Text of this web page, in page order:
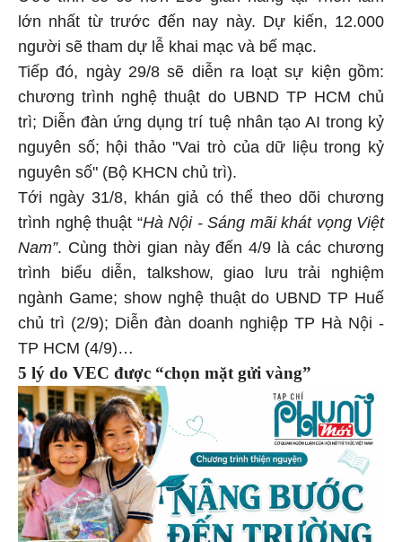
lớn nhất từ trước đến nay này. Dự kiến, 12.000
người sẽ tham dự lễ khai mạc và bế mạc.
Tiếp đó, ngày 29/8 sẽ diễn ra loạt sự kiện gồm:
chương trình nghệ thuật do UBND TP HCM chủ
trì; Diễn đàn ứng dụng trí tuệ nhân tạo AI trong kỷ
nguyên số; hội thảo "Vai trò của dữ liệu trong kỷ
nguyên số" (Bộ KHCN chủ trì).
Tới ngày 31/8, khán giả có thể theo dõi chương
trình nghệ thuật “Hà Nội - Sáng mãi khát vọng Việt
Nam”. Cùng thời gian này đến 4/9 là các chương
trình biểu diễn, talkshow, giao lưu trải nghiệm
ngành Game; show nghệ thuật do UBND TP Huế
chủ trì (2/9); Diễn đàn doanh nghiệp TP Hà Nội -
TP HCM (4/9)…
5 lý do VEC được “chọn mặt gửi vàng”